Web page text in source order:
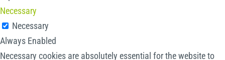
Necessary
Necessary
Always Enabled
Necessary cookies are absolutely essential for the website to